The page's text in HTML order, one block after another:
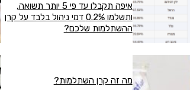
איפה תקבלו עד פי 5 יותר תשואה,
ותשלמו 0.2% דמי ניהול בלבד על קרן
ההשתלמות שלכם?
מה זה קרן השתלמות?